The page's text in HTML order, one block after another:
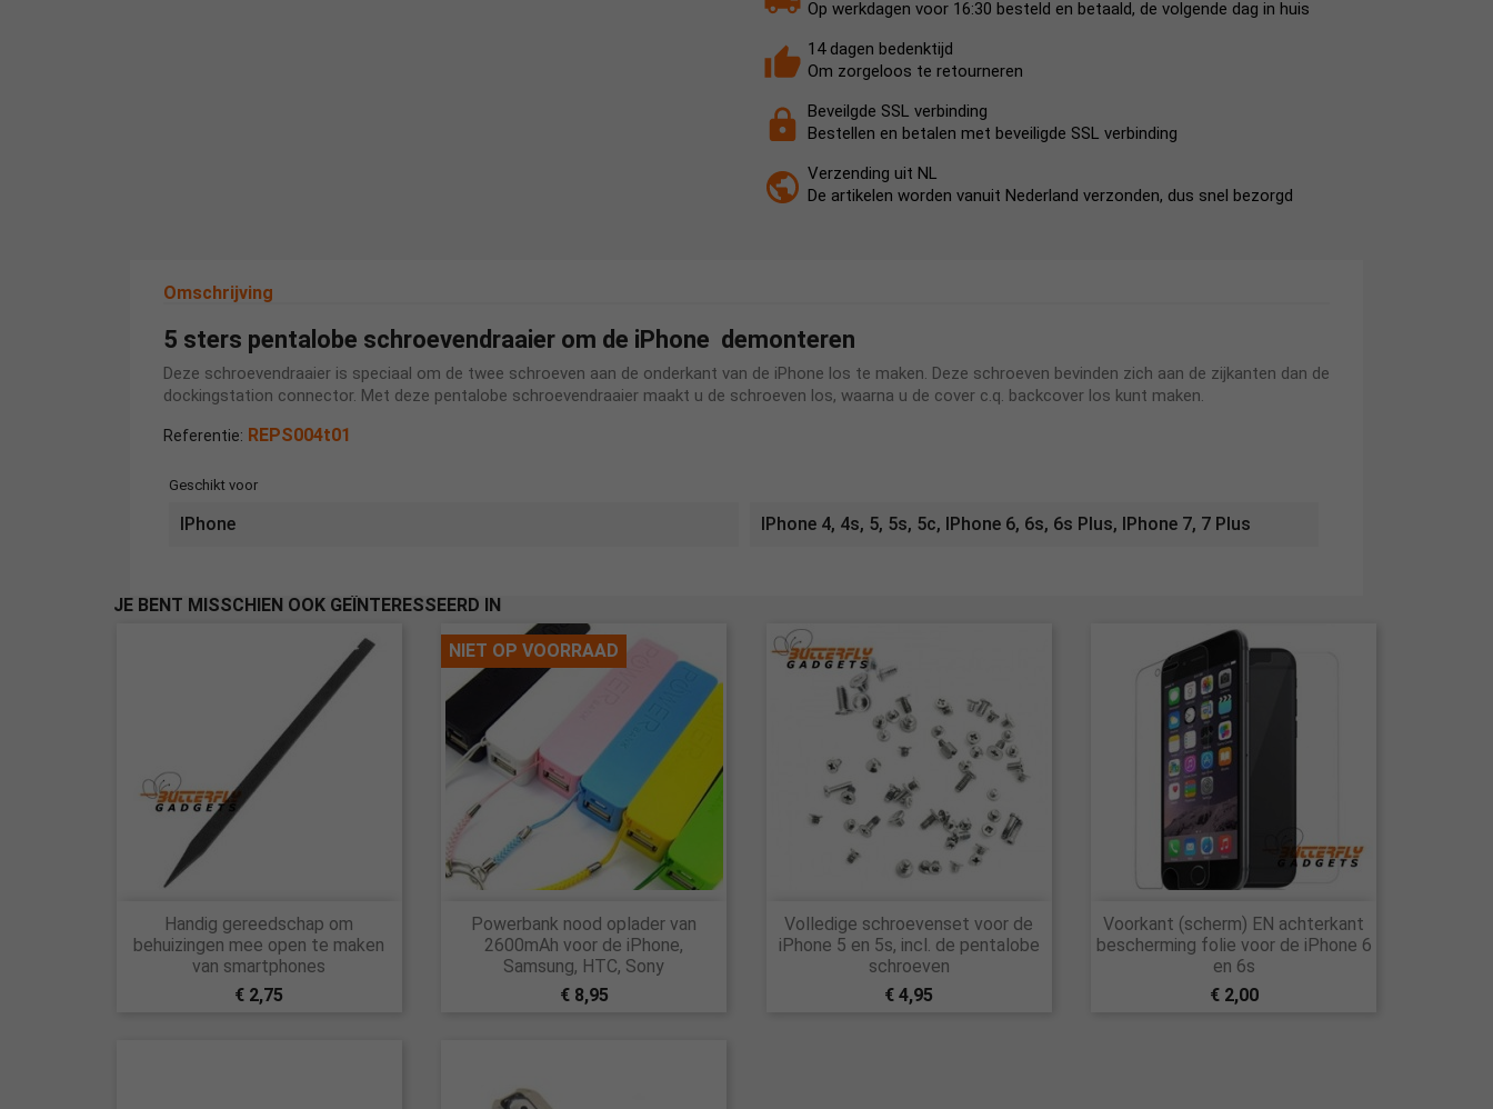
Op werkdagen voor 16:30 besteld en betaald, de volgende dag in huis
14 dagen bedenktijd
Om zorgeloos te retourneren
Beveilgde SSL verbinding
Bestellen en betalen met beveiligde SSL verbinding
Verzending uit NL
De artikelen worden vanuit Nederland verzonden, dus snel bezorgd
Omschrijving
5 sters pentalobe schroevendraaier om de iPhone demonteren
Deze schroevendraaier is speciaal om de twee schroeven aan de onderkant van de iPhone los te maken. Deze schroeven bevinden zich aan de zijkanten dan de
dockingstation connector. Met deze pentalobe schroevendraaier maakt u de schroeven los, waarna u de cover c.q. backcover los kunt maken.
Referentie: REPS004t01
Geschikt voor
IPhone IPhone 4, 4s, 5, 5s, 5c, IPhone 6, 6s, 6s Plus, IPhone 7, 7 Plus
JE BENT MISSCHIEN OOK GEÏNTERESSEERD IN
 Snel bekijken
Handig gereedschap om
behuizingen mee open te maken
van smartphones
€ 2,75
Snel bekijken
Powerbank nood oplader van
2600mAh voor de iPhone,
Samsung, HTC, Sony
€ 8,95
NIET OP VOORRAAD
Snel bekijken
Volledige schroevenset voor de
iPhone 5 en 5s, incl. de pentalobe
schroeven
€ 4,95
Snel bekijken
Voorkant (scherm) EN achterkant
bescherming folie voor de iPhone 6
en 6s
€ 2,00